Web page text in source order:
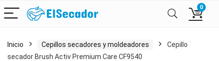
0
Inicio Cepillos secadores y moldeadores
Cepillo
secador Brush Activ Premium Care CF9540